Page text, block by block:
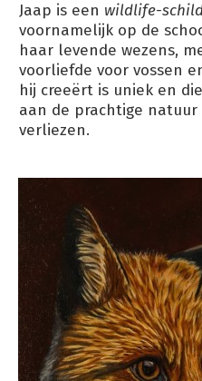
Jaap is een wildlife-
voornamelijk op de
haar levende wezens,
voorliefde voor vossen
hij creeërt is uniek en
aan de prachtige natuur
verliezen.